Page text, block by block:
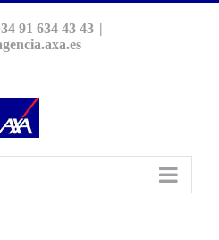
91 634 43 43 |